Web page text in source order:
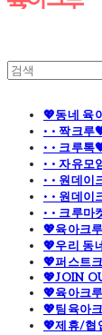
💖동네 육
· · 짝크루
· · 크루톡
· · 자유모
· · 원데이
· · 원데이
· · 크루마
💖육아크
💖우리 동
💖퍼스트
💖JOIN
💖육아크
💖팀육아
💖제휴/협